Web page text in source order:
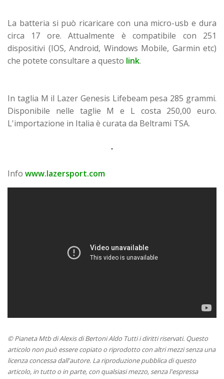
La batteria si può ricaricare con una micro-usb e dura
circa 17 ore. Attualmente è compatibile con 251
dispositivi (IOS, Android, Windows Mobile, Garmin etc)
che potete consultare a questo link.
In taglia M il Lazer Genesis Lifebeam pesa 285 grammi.
Disponibile nelle taglie M e L costa 250,00 euro.
L'importazione in Italia è curata da Beltrami TSA.
Info www.lazersport.com
© Pianeta Mtb di Alexis di Bertoni Aldo Tutti i diritti riservati. Questo
articolo non può essere copiato o riprodotto con altri mezzi senza una
licenza concessa dall'autore. La riproduzione pubblica di questo
articolo, in tutto o in parte, con qualsiasi mezzo, senza l'espressa